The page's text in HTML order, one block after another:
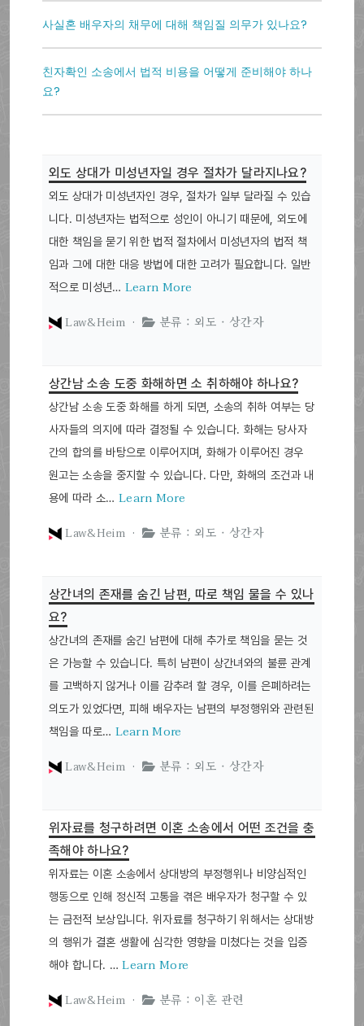
사실혼 배우자의 채무에 대해 책임질 의무가 있나요?
친자확인 소송에서 법적 비용을 어떻게 준비해야 하나
요?
외도 상대가 미성년자일 경우 절차가 달라지나요?
외도 상대가 미성년자인 경우, 절차가 일부 달라질 수 있습
니다. 미성년자는 법적으로 성인이 아니기 때문에, 외도에
대한 책임을 묻기 위한 법적 절차에서 미성년자의 법적 책
임과 그에 대한 대응 방법에 대한 고려가 필요합니다. 일반
적으로 미성년… Learn More
Law&Heim ·
분류 : 외도 · 상간자
상간남 소송 도중 화해하면 소 취하해야 하나요?
상간남 소송 도중 화해를 하게 되면, 소송의 취하 여부는 당
사자들의 의지에 따라 결정될 수 있습니다. 화해는 당사자
간의 합의를 바탕으로 이루어지며, 화해가 이루어진 경우
원고는 소송을 중지할 수 있습니다. 다만, 화해의 조건과 내
용에 따라 소…Learn More
Law&Heim ·
분류 : 외도 · 상간자
상간녀의 존재를 숨긴 남편, 따로 책임 물을 수 있나
요?
상간녀의 존재를 숨긴 남편에 대해 추가로 책임을 묻는 것
은 가능할 수 있습니다. 특히 남편이 상간녀와의 불륜 관계
를 고백하지 않거나 이를 감추려 할 경우, 이를 은폐하려는
의도가 있었다면, 피해 배우자는 남편의 부정행위와 관련된
책임을 따로… Learn More
Law&Heim ·
분류 : 외도 · 상간자
위자료를 청구하려면 이혼 소송에서 어떤 조건을 충
족해야 하나요?
위자료는 이혼 소송에서 상대방의 부정행위나 비양심적인
행동으로 인해 정신적 고통을 겪은 배우자가 청구할 수 있
는 금전적 보상입니다. 위자료를 청구하기 위해서는 상대방
의 행위가 결혼 생활에 심각한 영향을 미쳤다는 것을 입증
해야 합니다. …Learn More
Law&Heim ·
분류 : 이혼 관련